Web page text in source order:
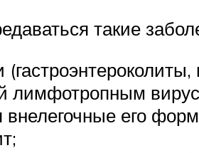
такие
лимфотропным
внелегочные его